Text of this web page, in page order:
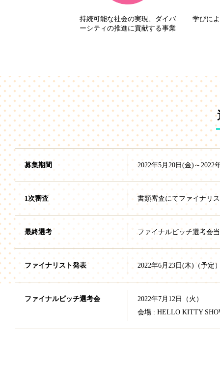
持続可能な社会の実現、ダイバ
ーシティの推進に貢献する事業
学びに
募集期間 2022年5月20日(金)～2022
1次審査 書類審査にてファイナリ
最終選考 ファイナルピッチ選考会
ファイナリスト発表 2022年6月23日(木)（予定
ファイナルピッチ選考会
2022年7月12日（火）
会場 : HELLO KITTY